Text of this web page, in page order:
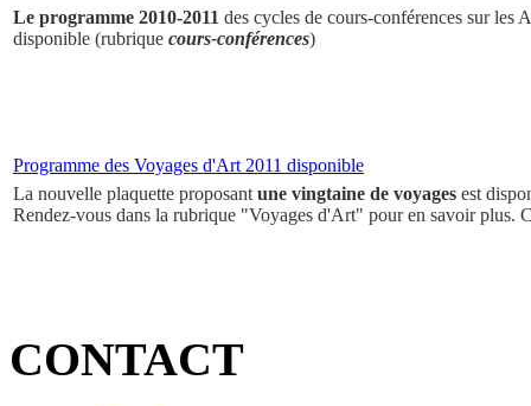
Le programme 2010-2011 des cycles de cours-conférences sur
disponible (rubrique cours-conférences)
Programme des Voyages d'Art 2011 disponible
La nouvelle plaquette proposantune vingtaine de voyages est
Rendez-vous dans la rubrique "Voyages d'Art" pour en savoir plus.
CONTACT